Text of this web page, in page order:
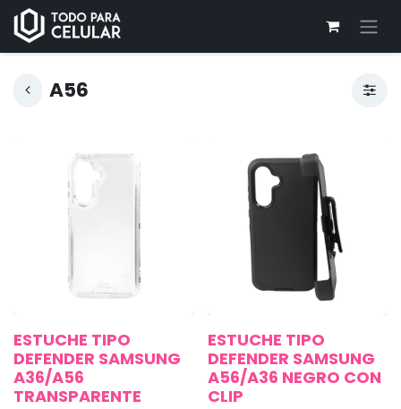
A56
ESTUCHE TIPO
DEFENDER SAMSUNG
A36/A56
TRANSPARENTE
ESTUCHE TIPO
DEFENDER SAMSUNG
A56/A36 NEGRO CON
CLIP